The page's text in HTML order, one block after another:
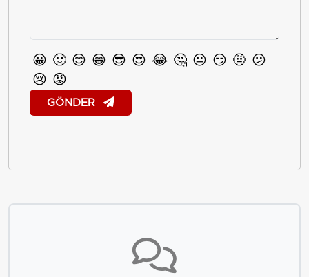
😀 🙂 😊 😁 😎 😍 😂 🤔 😐 😏 🤨 😕
😢 😡
GÖNDER